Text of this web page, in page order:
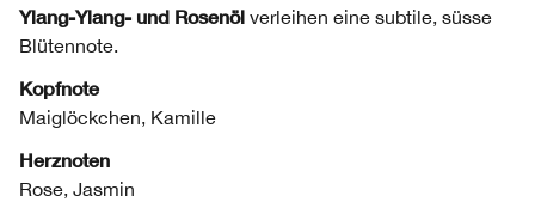
Ylang-Ylang- und Rosenöl verleihen eine subtile, süsse
Blütennote.
Kopfnote
Maiglöckchen, Kamille
Herznoten
Rose, Jasmin